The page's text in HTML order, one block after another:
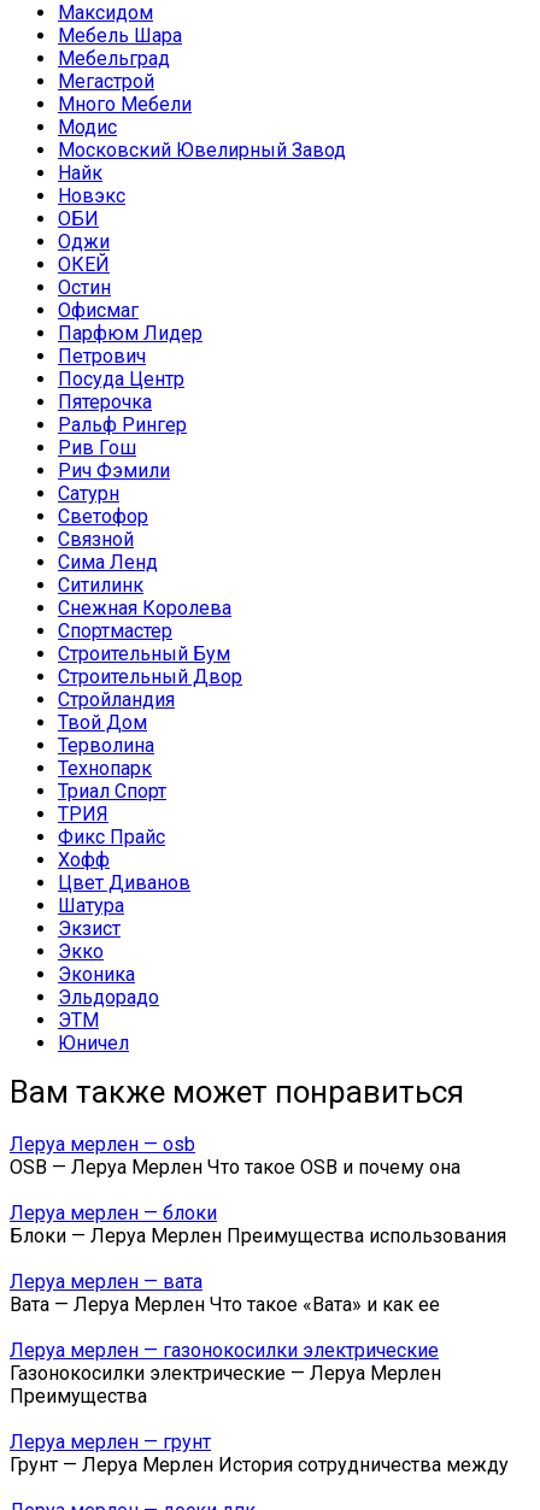
Максидом
Мебель Шара
Мебельград
Мегастрой
Много Мебели
Модис
Московский Ювелирный Завод
Найк
Новэкс
ОБИ
Оджи
ОКЕЙ
Остин
Офисмаг
Парфюм Лидер
Петрович
Посуда Центр
Пятерочка
Ральф Рингер
Рив Гош
Рич Фэмили
Сатурн
Светофор
Связной
Сима Ленд
Ситилинк
Снежная Королева
Спортмастер
Строительный Бум
Строительный Двор
Стройландия
Твой Дом
Терволина
Технопарк
Триал Спорт
ТРИЯ
Фикс Прайс
Хофф
Цвет Диванов
Шатура
Экзист
Экко
Эконика
Эльдорадо
ЭТМ
Юничел
Вам также может понравиться
Леруа мерлен — osb
OSB — Леруа Мерлен Что такое OSB и почему она
Леруа мерлен — блоки
Блоки — Леруа Мерлен Преимущества использования
Леруа мерлен — вата
Вата — Леруа Мерлен Что такое «Вата» и как ее
Леруа мерлен — газонокосилки электрические
Газонокосилки электрические — Леруа Мерлен
Преимущества
Леруа мерлен — грунт
Грунт — Леруа Мерлен История сотрудничества между